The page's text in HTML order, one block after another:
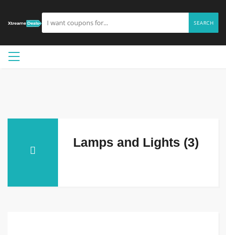
SEARCH
Lamps and Lights (3)